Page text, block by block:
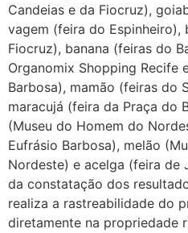
Candeias e da Fiocruz),
vagem (feira do Espinheiro),
Fiocruz), banana (feiras do
Organomix Shopping Recife
Barbosa), mamão (feiras do
maracujá (feira da Praça do
(Museu do Homem do
Eufrásio Barbosa), melão
Nordeste) e acelga (feira de
da constatação dos
realiza a rastreabilidade do
diretamente na propriedade